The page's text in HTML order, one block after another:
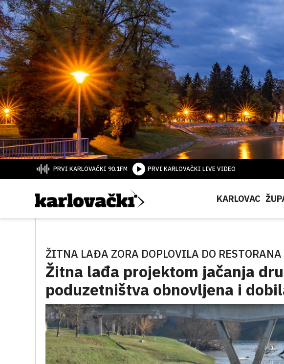
PRVI KARLOVAČKI 90.1FM PRVI KARLOVAČKI LIVE VIDEO
KARLOVAC
ŽITNA LAĐA ZORA DOPLOVILA DO
Žitna lađa projektom jačanja
poduzetništva obnovljena i